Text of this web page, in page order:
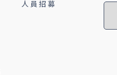
人員招募